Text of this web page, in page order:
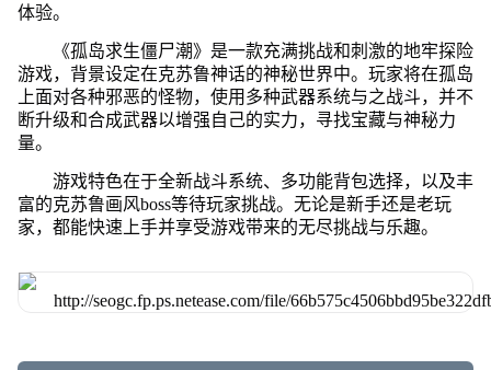
体验。
《孤岛求生僵尸潮》是一款充满挑战和刺激的地牢探险
游戏，背景设定在克苏鲁神话的神秘世界中。玩家将在孤岛
上面对各种邪恶的怪物，使用多种武器系统与之战斗，并不
断升级和合成武器以增强自己的实力，寻找宝藏与神秘力
量。
游戏特色在于全新战斗系统、多功能背包选择，以及丰
富的克苏鲁画风boss等待玩家挑战。无论是新手还是老玩
家，都能快速上手并享受游戏带来的无尽挑战与乐趣。